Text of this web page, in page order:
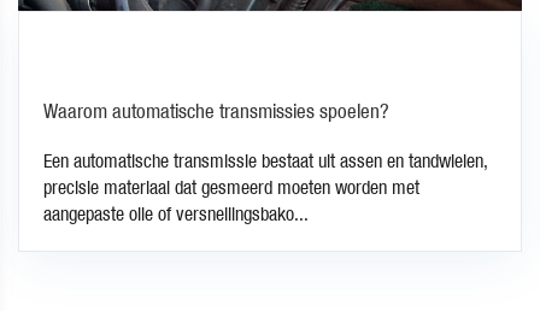
Waarom automatische transmissies spoelen?
Een automatische transmissie bestaat uit assen en tandwielen,
precisie materiaal dat gesmeerd moeten worden met
aangepaste olie of versnellingsbako...